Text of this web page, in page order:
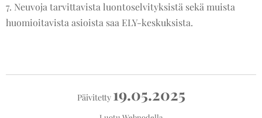
7. Neuvoja tarvittavista luontoselvityksistä sekä muista
huomioitavista asioista saa ELY-keskuksista.
Päivitetty 19.05.2025